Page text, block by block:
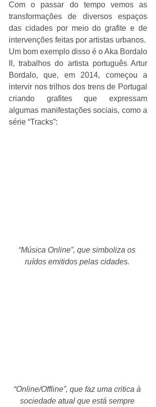
Com o passar do tempo vemos as
transformações de diversos espaços
das cidades por meio do grafite e de
Um bom exemplo disso é o Aka Bordalo
II, trabalhos do artista português Artur
Bordalo, que, em 2014, começou a
intervir nos trilhos dos trens de Portugal
criando grafites que expressam
algumas manifestações sociais, como a
série “Tracks”:
“Música Online”, que simboliza os
ruídos emitidos pelas cidades.
“Online/Offline”, que faz uma critica à
sociedade atual que está sempre